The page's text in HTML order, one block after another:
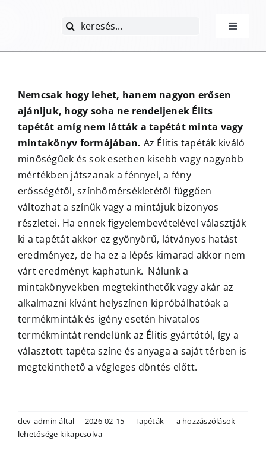
Toggle
Élitis
Kollekciók
Kapcsolat
Outlet
Keresés...
Nemcsak hogy lehet, hanem nagyon erősen
ajánljuk, hogy soha ne rendeljenek Élits
tapétát amíg nem látták a tapétát minta vagy
mintakönyv formájában. Az Élitis tapéták kiváló
minőségűek és sok esetben kisebb vagy nagyobb
mértékben játszanak a fénnyel, a fény
erősségétől, színhőmérsékletétől függően
változhat a színük vagy a mintájuk bizonyos
részletei. Ha ennek figyelembevételével választják
ki a tapétát akkor ez gyönyörű, látványos hatást
eredményez, de ha ez a lépés kimarad akkor nem
várt eredményt kaphatunk. Nálunk a
mintakönyvekben megtekinthetők vagy akár az
alkalmazni kívánt helyszínen kipróbálhatóak a
termékminták és igény esetén hivatalos
termékmintát rendelünk az Élitis gyártótól, így a
választott tapéta színe és anyaga a saját térben is
megtekinthető a végleges döntés előtt.
dev-admin által | 2026-02-15 | Tapéták |
Lehet
a hozzászólások
lehetősége kikapcsolva